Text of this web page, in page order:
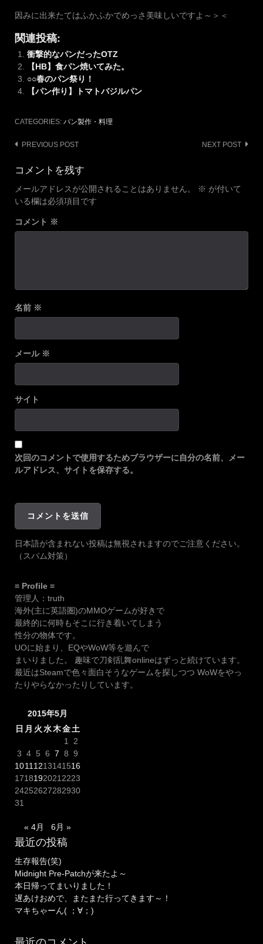
因みに出来たてはふかふかでめっさ美味しいですよ～＞＜
関連投稿:
衝撃的なパンだったOTZ
【HB】食パン焼いてみた。
○○春のパン祭り！
【パン作り】トマトバジルパン
CATEGORIES: パン製作・料理
Post
navigation
PREVIOUS POST NEXT POST
コメントを残す
メールアドレスが公開されることはありません。 ※ が付いて
いる欄は必須項目です
コメント ※
名前 ※
メール ※
サイト
次回のコメントで使用するためブラウザーに自分の名前、メー
ルアドレス、サイトを保存する。
日本語が含まれない投稿は無視されますのでご注意ください。
（スパム対策）
= Profile =
管理人：truth
海外(主に英語圏)のMMOゲームが好きで
最終的に何時もそこに行き着いてしまう
性分の物体です。
UOに始まり、EQやWoW等を遊んで
まいりました。 趣味で刀剣乱舞onlineはずっと続けています。
最近はSteamで色々面白そうなゲームを探しつつ WoWをやっ
たりやらなかったりしています。
2015年5月
日 月 火水木金土
1
2
3 4 5 6 7 8 9
1011 1213141516
1718192021 2223
24252627282930
31
« 4月 6月 »
最近の投稿
生存報告(笑)
Midnight Pre-Patchが来たよ～
本日帰ってまいりました！
遅あけおめで、またまた行ってきます～！
マキちゃーん( ；∀；)
最近のコメント